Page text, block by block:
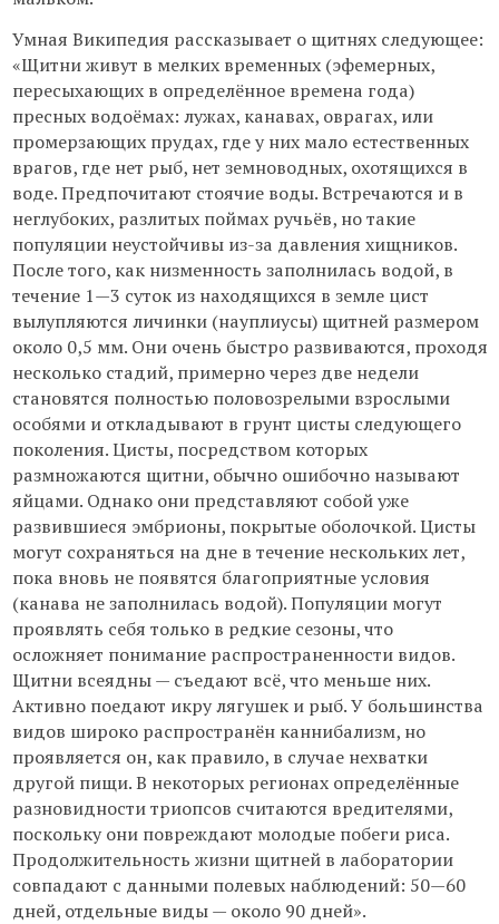
Умная Википедия рассказывает о щитнях следующее:
«Щитни живут в мелких временных (эфемерных,
пересыхающих в определённое времена года)
пресных водоёмах: лужах, канавах, оврагах, или
промерзающих прудах, где у них мало естественных
врагов, где нет рыб, нет земноводных, охотящихся в
воде. Предпочитают стоячие воды. Встречаются и в
неглубоких, разлитых поймах ручьёв, но такие
популяции неустойчивы из-за давления хищников.
После того, как низменность заполнилась водой, в
течение 1—3 суток из находящихся в земле цист
вылупляются личинки (науплиусы) щитней размером
около 0,5 мм. Они очень быстро развиваются, проходя
несколько стадий, примерно через две недели
становятся полностью половозрелыми взрослыми
особями и откладывают в грунт цисты следующего
поколения. Цисты, посредством которых
размножаются щитни, обычно ошибочно называют
яйцами. Однако они представляют собой уже
развившиеся эмбрионы, покрытые оболочкой. Цисты
могут сохраняться на дне в течение нескольких лет,
пока вновь не появятся благоприятные условия
(канава не заполнилась водой). Популяции могут
проявлять себя только в редкие сезоны, что
осложняет понимание распространенности видов.
Щитни всеядны — съедают всё, что меньше них.
Активно поедают икру лягушек и рыб. У большинства
видов широко распространён каннибализм, но
проявляется он, как правило, в случае нехватки
другой пищи. В некоторых регионах определённые
разновидности триопсов считаются вредителями,
поскольку они повреждают молодые побеги риса.
Продолжительность жизни щитней в лаборатории
совпадают с данными полевых наблюдений: 50—60
дней, отдельные виды — около 90 дней».